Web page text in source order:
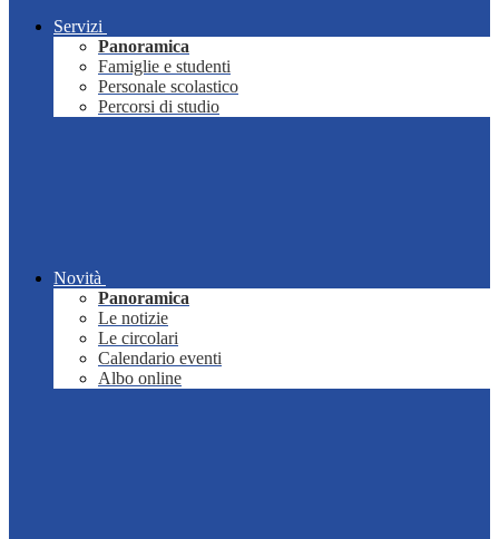
Servizi
Panoramica
Famiglie e studenti
Personale scolastico
Percorsi di studio
Novità
Panoramica
Le notizie
Le circolari
Calendario eventi
Albo online